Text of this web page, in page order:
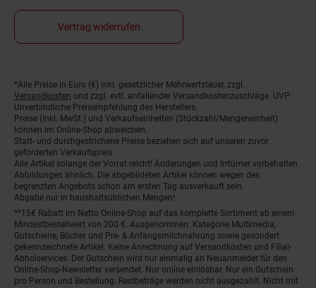
Vertrag widerrufen
Fußnoten
*Alle Preise in Euro (€) inkl. gesetzlicher Mehrwertsteuer, zzgl.
Versandkosten und zzgl. evtl. anfallender Versandkostenzuschläge. UVP:
Unverbindliche Preisempfehlung des Herstellers.
Preise (inkl. MwSt.) und Verkaufseinheiten (Stückzahl/Mengeneinheit)
können im Online-Shop abweichen.
Statt- und durchgestrichene Preise beziehen sich auf unseren zuvor
geforderten Verkaufspreis.
Alle Artikel solange der Vorrat reicht! Änderungen und Irrtümer vorbehalten.
Abbildungen ähnlich. Die abgebildeten Artikel können wegen des
begrenzten Angebots schon am ersten Tag ausverkauft sein.
Abgabe nur in haushaltsüblichen Mengen!
**15€ Rabatt im Netto Online-Shop auf das komplette Sortiment ab einem
Mindestbestellwert von 200 €. Ausgenommen: Kategorie Multimedia,
Gutscheine, Bücher und Pre- & Anfangsmilchnahrung sowie gesondert
gekennzeichnete Artikel. Keine Anrechnung auf Versandkosten und Filial-
Abholservices. Der Gutschein wird nur einmalig an Neuanmelder für den
Online-Shop-Newsletter versendet. Nur online einlösbar. Nur ein Gutschein
pro Person und Bestellung. Restbeträge werden nicht ausgezahlt. Nicht mit